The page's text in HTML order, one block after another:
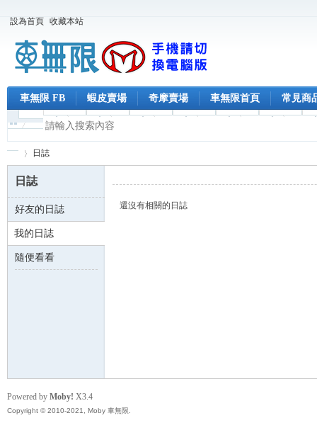
設為首頁 收藏本站
車無限 FB 蝦皮賣場 奇摩賣場 車無限首頁 常見商
車 ›
日誌
日誌
好友的日誌
我的日誌
隨便看看
還沒有相關的日誌
Powered by Moby! X3.4
Copyright © 2010-2021, Moby 車無限.